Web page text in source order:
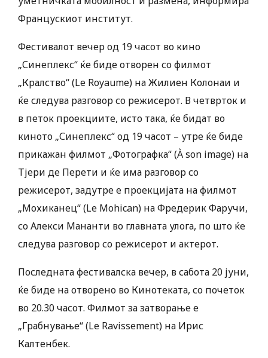
Францускиот институт.
Фестивалот вечер од 19 часот во кино
„Синеплекс“ ќе биде отворен со филмот
„Кралство“ (Le Royaume) на Жилиен Колонаи и
ќе следува разговор со режисерот. В четврток и
в петок проекциите, исто така, ќе бидат во
киното „Синеплекс“ од 19 часот – утре ќе биде
прикажан филмот „Фотографка“ (À son image) на
Тјери де Перети и ќе има разговор со
режисерот, задутре е проекцијата на филмот
„Мохиканец“ (Le Mohican) на Фредерик Фаручи,
со Алекси Мананти во главната улога, по што ќе
следува разговор со режисерот и актерот.
Последната фестивалска вечер, в сабота 20 јуни,
ќе биде на отворено во Кинотеката, со почеток
во 20.30 часот. Филмот за затворање е
„Грабнување“ (Le Ravissement) на Ирис
Калтенбек.